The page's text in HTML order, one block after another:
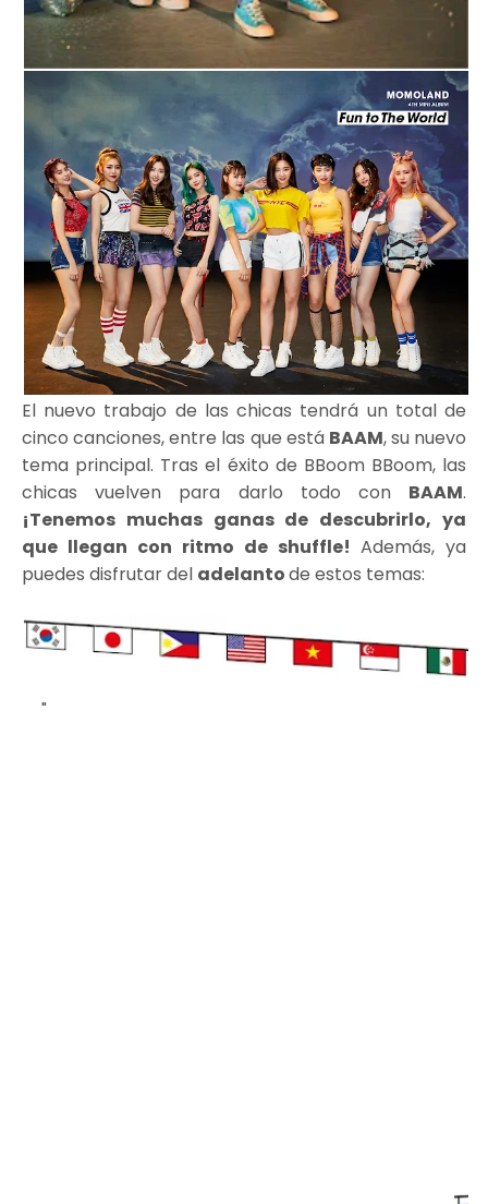
El nuevo trabajo de las chicas tendrá un total de
cinco canciones, entre las que está BAAM, su nuevo
tema principal. Tras el éxito de BBoom BBoom, las
chicas vuelven para darlo todo con BAAM.
¡Tenemos muchas ganas de descubrirlo, ya
que llegan con ritmo de shuffle! Además, ya
puedes disfrutar del adelantode estos temas: